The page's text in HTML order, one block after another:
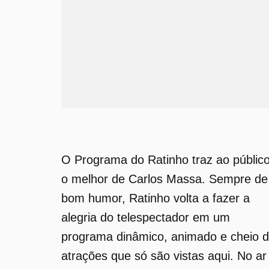
O Programa do Ratinho traz ao
o melhor de Carlos Massa. Sempre de
bom humor, Ratinho volta a fazer a
alegria do telespectador em um
programa dinâmico, animado e cheio
atrações que só são vistas aqui. No ar